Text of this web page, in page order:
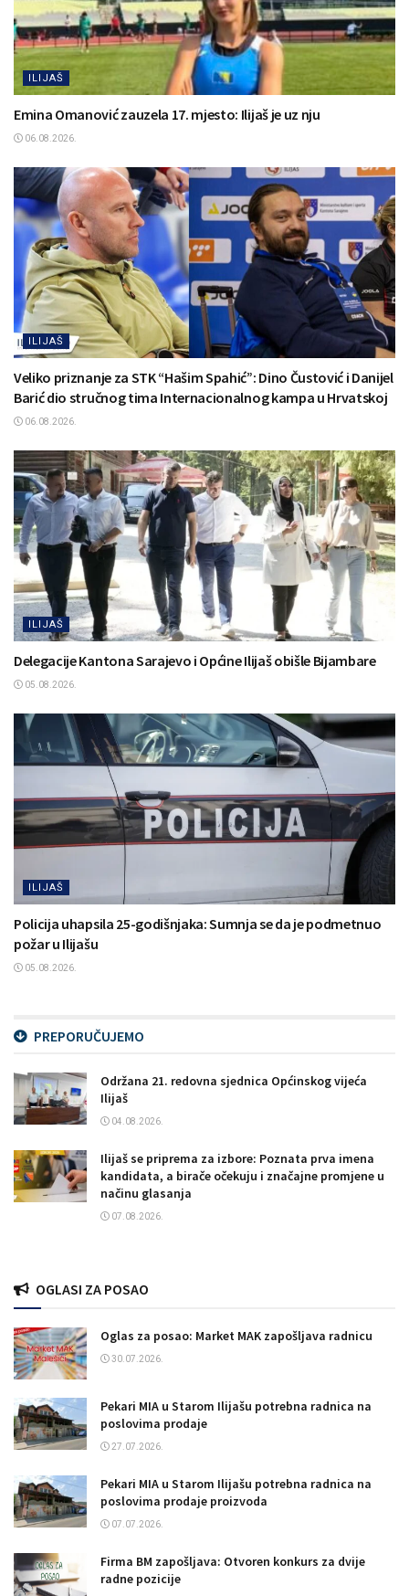
ILIJAŠ
Emina Omanović zauzela 17. mjesto: Ilijaš je uz nju
06.08.2026.
ILIJAŠ
Veliko priznanje za STK “Hašim Spahić”: Dino Čustović i Danijel
Barić dio stručnog tima Internacionalnog kampa u Hrvatskoj
06.08.2026.
ILIJAŠ
Delegacije Kantona Sarajevo i Općine Ilijaš obišle Bijambare
05.08.2026.
ILIJAŠ
Policija uhapsila 25-godišnjaka: Sumnja se da je podmetnuo
požar u Ilijašu
05.08.2026.
PREPORUČUJEMO
Održana 21. redovna sjednica Općinskog vijeća
Ilijaš
04.08.2026.
Ilijaš se priprema za izbore: Poznata prva imena
kandidata, a birače očekuju i značajne promjene u
načinu glasanja
07.08.2026.
OGLASI ZA POSAO
Oglas za posao: Market MAK zapošljava radnicu
30.07.2026.
Pekari MIA u Starom Ilijašu potrebna radnica na
poslovima prodaje
27.07.2026.
Pekari MIA u Starom Ilijašu potrebna radnica na
poslovima prodaje proizvoda
07.07.2026.
Firma BM zapošljava: Otvoren konkurs za dvije
radne pozicije